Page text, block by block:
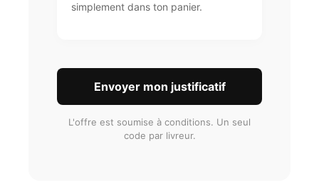
simplement dans ton panier.
Envoyer mon justificatif
L'offre est soumise à conditions. Un seul
code par livreur.